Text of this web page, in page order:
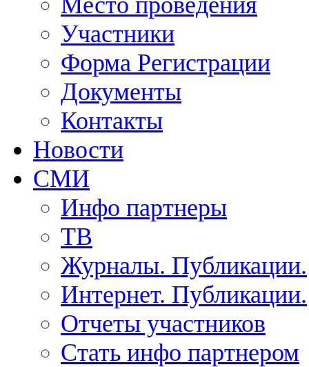
Участники
Форма Регистрации
Документы
Контакты
Новости
СМИ
Инфо партнеры
ТВ
Журналы. Публикации.
Интернет. Публикации.
Отчеты участников
Стать инфо партнером